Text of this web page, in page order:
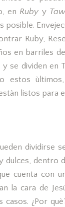
en Ruby y
posible.
Ruby,
en barriles
y se dividen en
estos
listos para
dividirse
dulces, dentro
cuenta con
la cara de
casos. ¿Por